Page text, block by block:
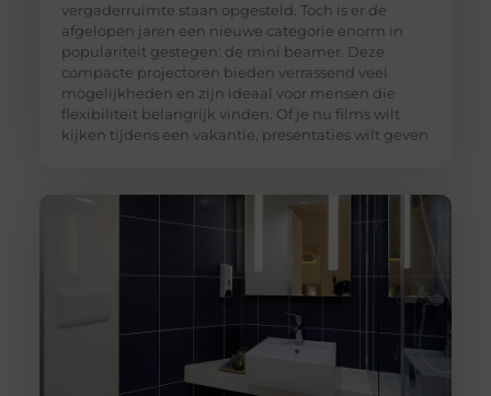
vergaderruimte staan opgesteld. Toch is er de
afgelopen jaren een nieuwe categorie enorm in
populariteit gestegen: de mini beamer. Deze
compacte projectoren bieden verrassend veel
mogelijkheden en zijn ideaal voor mensen die
flexibiliteit belangrijk vinden. Of je nu films wilt
kijken tijdens een vakantie, presentaties wilt geven